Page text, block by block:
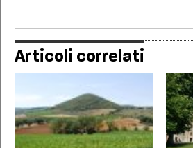
Articoli correlati